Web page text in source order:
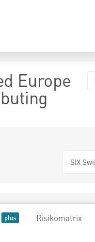
Europe
SIX
Risikomatrix